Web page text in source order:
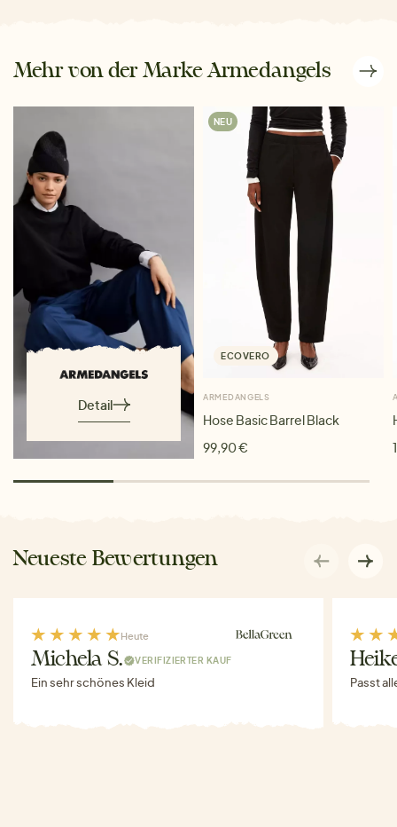
Mehr von der Marke Armedangels
Detail
NEU
ECOVERO
ARMEDANGELS
Hose Basic Barrel Black
99,90 €
Neueste Bewertungen
Heute
Michela S. VERIFIZIERTER KAUF
Ein sehr schönes Kleid Passt